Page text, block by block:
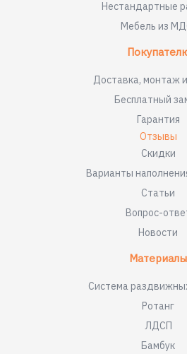
Нестандартные
Мебель из
Доставка, монтаж
Бесплатный
Гарантия
Отзывы
Скидки
Варианты
Статьи
Вопрос-
Новости
Материалы
Система
Ротанг
ЛДСП
Бамбук